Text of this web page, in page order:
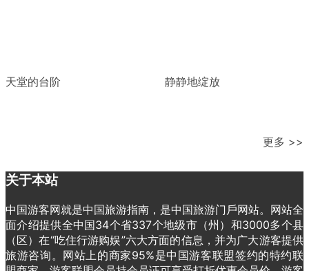
天堂的台阶 静静地绽放
更多 >>
关于本站
中国游客网就是中国旅游指南，是中国旅游门戶网站。网站全
面介绍提供全中国34个省337个地级市（州）和3000多个县
（区）在“吃住行游购娱”六大方面的信息，并为广大游客提供
旅游咨询。网站上的商家95%是中国游客联盟签约的特约联